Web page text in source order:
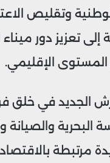
وتقليص
تعزيز دور
الإقليمي.
الجديد في
البحرية والصيانة
بالاقتصاد